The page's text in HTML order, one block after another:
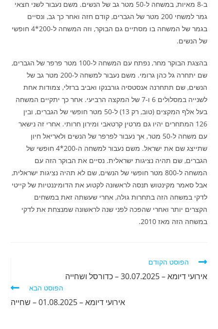
ב-8 מאיות, במשחה ל-50 מטר גב של הנשים. משם נעבור לשני חצאי
גמר למשחי 200 מטר של הגברים, קודם חזה ואחר כך גב, ונסיים
בגמר של המשחה בו מסתיים גם הבוקר, וזה המשחה ל-200*4 חופשי
של הנשים.
בהצגת הבוקר מחר, נפתח עם המשחה ל-100 מטר פרפר של הגברים,
שם יתחרה גל כהן גרומי. משם נעבור למשחה ל-200 מטר גב של
הנשים, שם תתחרנה אנסטסיה גורבנקו ואביב ברזלי, צמודות אחת
לשנייה במסלולים 6 ו-7 של המקצה הרביעי. אחר כך יתקיים המשחה
בעל אלף המקצים (טוב, רק 13) ל-50 מטר חופשי של הגברים, ובין
126 המתחרים יהיו גם מרטין קרטאבי ומירון חרותי. אחרי זה נישאר
עם משחה ל-50 מטר, אך נעבור לפרפר של הנשים ולאריאל חיון
שתייצג שם את ישראל. משם נעבור למשחה ה-200*4 חופשי של
הגברים, שם תהיה נציגות ישראלית. נסיים את הבוקר הזה עם
המשחה ל-800 מטר חופשי של הנשים, שם לא תהיה נציגות ישראלית,
אבל סאמר מקינטוש תנסה לראשונה לקטוע את הדומיננטיות של קייטי
לדקי במשחה הזה בתחרות גולה, אחרי שעשתה זאת במשחים
הקצרים יותר ואחרי שהפכה לפני שנה לראשונה שמנצחת את לדקי
במשחה הזה מאז 2010.
לקרוא
נוספים
הפוסט הקודם
אירועי דיומא – 30.07.2025 – כדורסל ושחייה
הפוסט הבא
אירועי דיומא – 01.08.2025 – שחייה